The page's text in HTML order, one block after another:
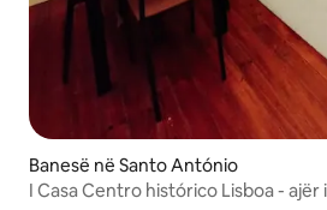
Banesë në Santo António
I Casa Centro histórico Lisboa -